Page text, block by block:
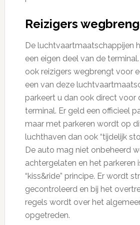
Reizigers
De luchtvaartmaatschappijen
een eigen deel van de
ook reizigers wegbrengt voor
een van deze
parkeert u dan ook direct voor
terminal. Er geld een officieel
maar met parkeren wordt op
luchthaven dan ook “tijdelijk
De auto mag niet onbeheerd
achtergelaten en het parkeren
“kiss&ride” principe. Er wordt
gecontroleerd en bij het
regels wordt over het
opgetreden.